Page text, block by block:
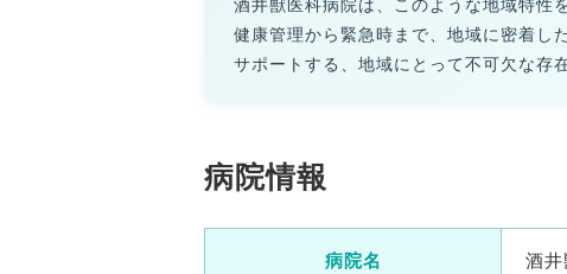
酒井獣医科病院は、このような地域特性
健康管理から緊急時まで、地域に密着し
サポートする、地域にとって不可欠な存
病院情報
病院名 酒井